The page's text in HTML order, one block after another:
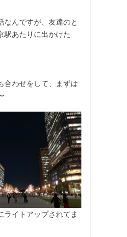
なんですが、友達のと
駅あたりに出かけた
合わせをして、まずは
ライトアップされてま